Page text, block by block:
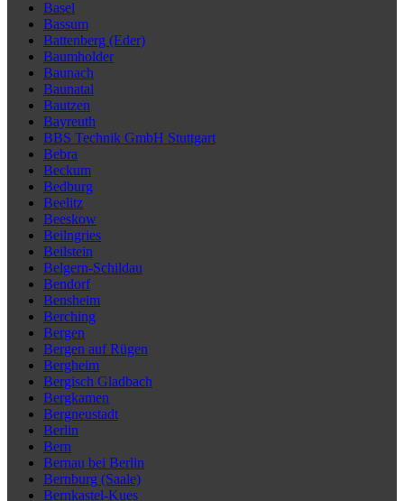
Basel
Bassum
Battenberg (Eder)
Baumholder
Baunach
Baunatal
Bautzen
Bayreuth
BBS Technik GmbH Stuttgart
Bebra
Beckum
Bedburg
Beelitz
Beeskow
Beilngries
Beilstein
Belgern-Schildau
Bendorf
Bensheim
Berching
Bergen
Bergen auf Rügen
Bergheim
Bergisch Gladbach
Bergkamen
Bergneustadt
Berlin
Bern
Bernau bei Berlin
Bernburg (Saale)
Bernkastel-Kues